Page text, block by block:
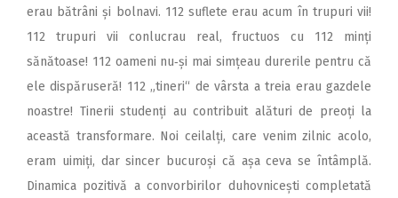
erau bătrâni și bolnavi. 112 suflete erau acum în trupuri vii!
112 trupuri vii conlucrau real, fructuos cu 112 minți
sănătoase! 112 oameni nu‑și mai simțeau durerile pentru că
ele dispăruseră! 112 „tineri“ de vârsta a treia erau gazdele
noastre! Tinerii studenți au contribuit alături de preoți la
această transformare. Noi ceilalți, care venim zilnic acolo,
eram uimiți, dar sincer bucuroși că așa ceva se întâmplă.
Dinamica pozitivă a convorbirilor duhovnicești completată